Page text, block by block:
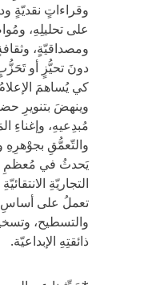
وقراءاتٍ نقديّةٍ
على تحليلِهِ،
ومصداقيّةٍ،
دونَ تحيُّزٍ أو
كي يُساهمَ
وينهضَ بتنويرِ
مُبدِعيهِ، وإغناءِ
والتّعمُّقِ بجوْهرِهِ
يَحدثُ في مُعظمِ
التجاريّةِ
تعملُ على أساسِ
والتسطيح،
ذائقتِهِ الإبداعيّة.